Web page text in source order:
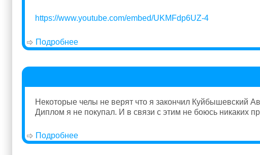
https://www.youtube.com/embed/UKMFdp6UZ-4
Подробнее
Некоторые челы не верят что я закончил Куйбышевский
Диплом я не покупал. И в связи с этим не боюсь никаких
Подробнее